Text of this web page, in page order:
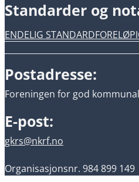
Standarder og
ENDELIG STANDARD
Postadresse:
Foreningen for god
E-post:
gkrs@nkrf.no
Organisasjonsnr. 984 899 149